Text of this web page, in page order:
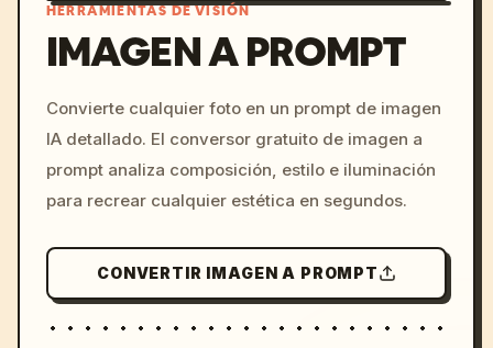
c, cyberpunk sunset, neon
colors, 8k --v 6.0
HERRAMIENTAS DE VISIÓN
IMAGEN A PROMPT
Convierte cualquier foto en un prompt de imagen
IA detallado. El conversor gratuito de imagen a
prompt analiza composición, estilo e iluminación
para recrear cualquier estética en segundos.
CONVERTIR IMAGEN A PROMPT